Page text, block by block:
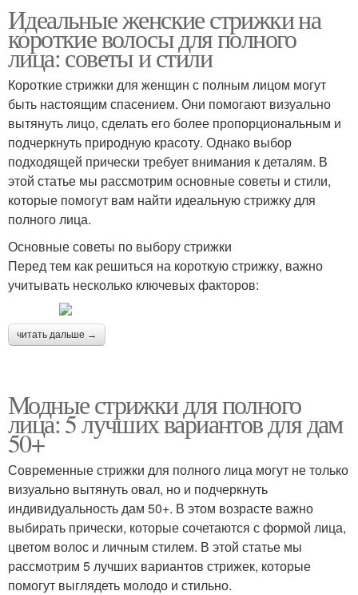
Идеальные женские стрижки на
короткие волосы для полного
лица: советы и стили
Короткие стрижки для женщин с полным лицом могут
быть настоящим спасением. Они помогают визуально
вытянуть лицо, сделать его более пропорциональным и
подчеркнуть природную красоту. Однако выбор
подходящей прически требует внимания к деталям. В
этой статье мы рассмотрим основные советы и стили,
которые помогут вам найти идеальную стрижку для
полного лица.
Основные советы по выбору стрижки
Перед тем как решиться на короткую стрижку, важно
учитывать несколько ключевых факторов:
читать дальше →
Модные стрижки для полного
лица: 5 лучших вариантов для дам
50+
Современные стрижки для полного лица могут не только
визуально вытянуть овал, но и подчеркнуть
индивидуальность дам 50+. В этом возрасте важно
выбирать прически, которые сочетаются с формой лица,
цветом волос и личным стилем. В этой статье мы
рассмотрим 5 лучших вариантов стрижек, которые
помогут выглядеть молодо и стильно.